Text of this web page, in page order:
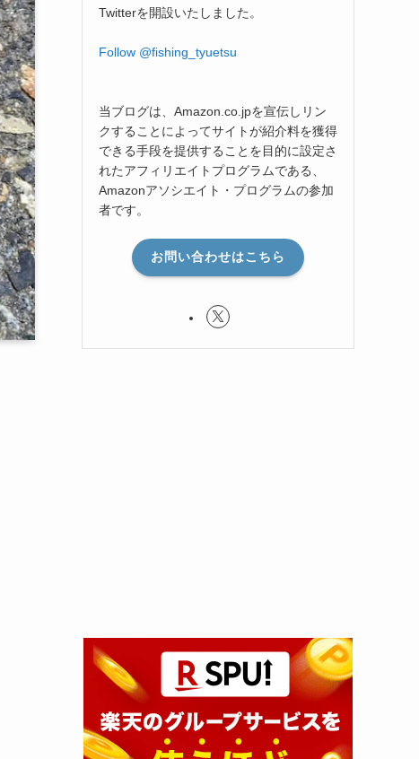
Twitterを開設いたしました。
Follow @fishing_tyuetsu
当ブログは、Amazon.co.jpを宣伝しリン
クすることによってサイトが紹介料を獲得
できる手段を提供することを目的に設定さ
れたアフィリエイトプログラムである、
Amazonアソシエイト・プログラムの参加
者です。
お問い合わせはこちら